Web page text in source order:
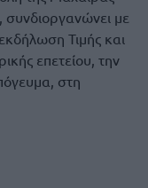
, συνδιοργανώνει με
Τιμής και
επετείου, την
στη